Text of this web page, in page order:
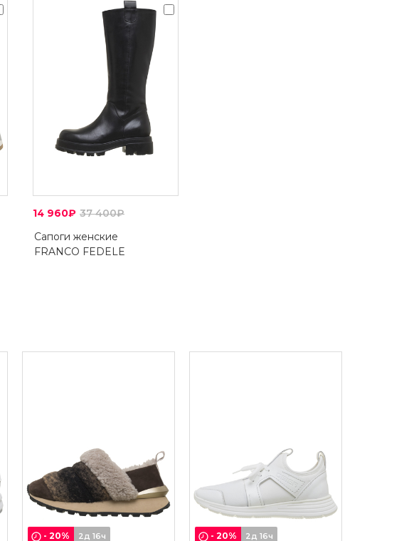
14 960₽ 37 400₽
Сапоги женские
FRANCO FEDELE
- 20% 2д 16ч - 20% 2д 16ч